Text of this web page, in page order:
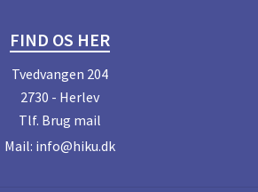
FIND OS HER
Tvedvangen 204
2730 - Herlev
Tlf. Brug mail
Mail: info@hiku.dk